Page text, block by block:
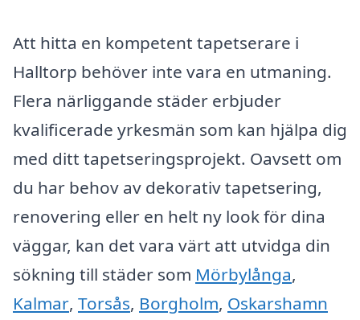
Att hitta en kompetent tapetserare i
Halltorp behöver inte vara en utmaning.
Flera närliggande städer erbjuder
kvalificerade yrkesmän som kan hjälpa dig
med ditt tapetseringsprojekt. Oavsett om
du har behov av dekorativ tapetsering,
renovering eller en helt ny look för dina
väggar, kan det vara värt att utvidga din
sökning till städer som Mörbylånga,
Kalmar, Torsås, Borgholm, Oskarshamn